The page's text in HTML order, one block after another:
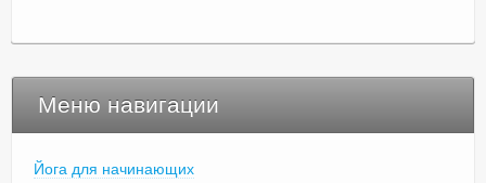
Меню навигации
Йога для начинающих